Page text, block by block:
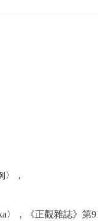
，
〉，《正觀雜誌》第